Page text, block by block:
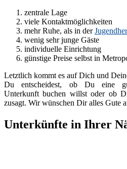
zentrale Lage
viele Kontaktmöglichkeiten
mehr Ruhe, als in der
wenig sehr junge Gäste
individuelle Einrichtung
günstige Preise selbst in
Letztlich kommt es auf Dich und
Du entscheidest, ob Du eine
Unterkunft buchen willst oder ob
zusagt. Wir wünschen Dir alles Gute
Unterkünfte in Ihrer